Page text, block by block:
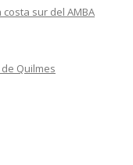
sur del AMBA
Quilmes